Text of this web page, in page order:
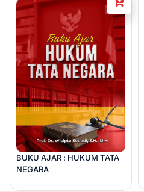
ISBN)
BUKU AJAR : HUKUM TATA
NEGARA